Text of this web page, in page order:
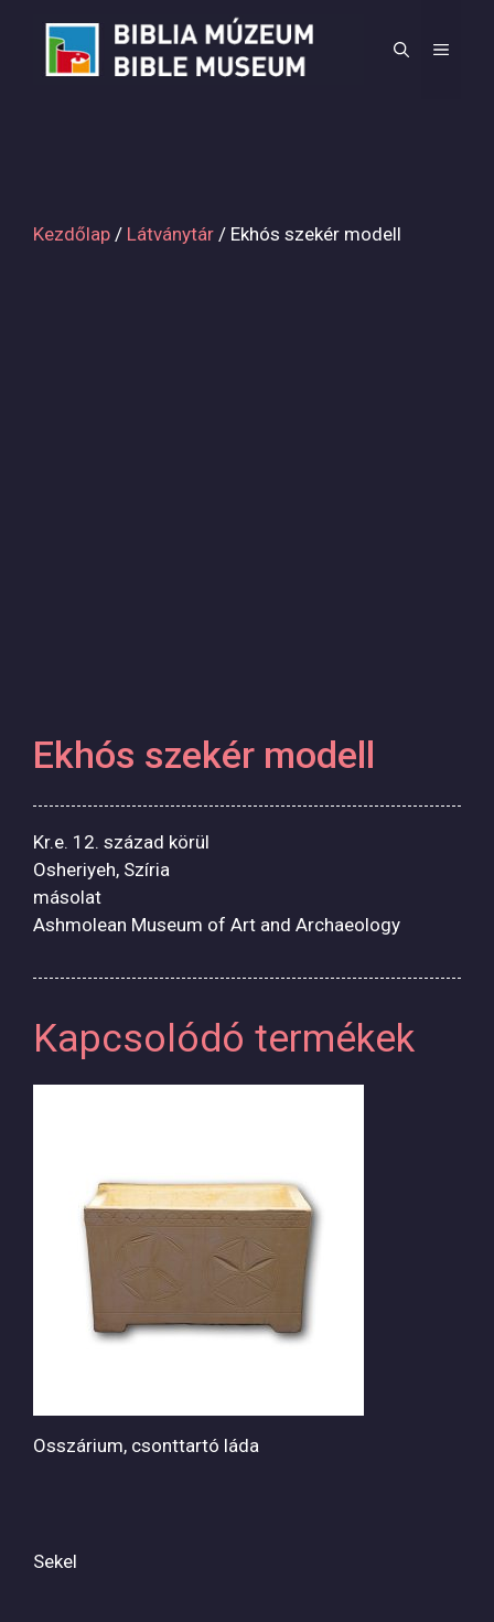
tartalomba
Kezdőlap / Látványtár / Ekhós szekér modell
Ekhós szekér modell
Kr.e. 12. század körül
Osheriyeh, Szíria
másolat
Ashmolean Museum of Art and Archaeology
Kapcsolódó termékek
Osszárium, csonttartó láda
Sekel